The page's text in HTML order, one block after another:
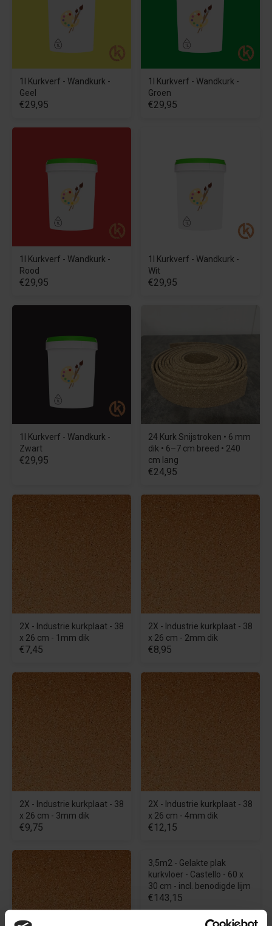
1l Kurkverf - Wandkurk -
Geel
€29,95
1l Kurkverf - Wandkurk -
Groen
€29,95
1l Kurkverf - Wandkurk -
Rood
€29,95
1l Kurkverf - Wandkurk -
Wit
€29,95
1l Kurkverf - Wandkurk -
Zwart
€29,95
24 Kurk Snijstroken • 6 mm
dik • 6–7 cm breed • 240
cm lang
€24,95
2X - Industrie kurkplaat - 38
x 26 cm - 1mm dik
€7,45
2X - Industrie kurkplaat - 38
x 26 cm - 2mm dik
€8,95
2X - Industrie kurkplaat - 38
x 26 cm - 3mm dik
€9,75
2X - Industrie kurkplaat - 38
x 26 cm - 4mm dik
€12,15
3,5m2 - Gelakte plak
kurkvloer - Castello - 60 x
30 cm - incl. benodigde lijm
€143,15